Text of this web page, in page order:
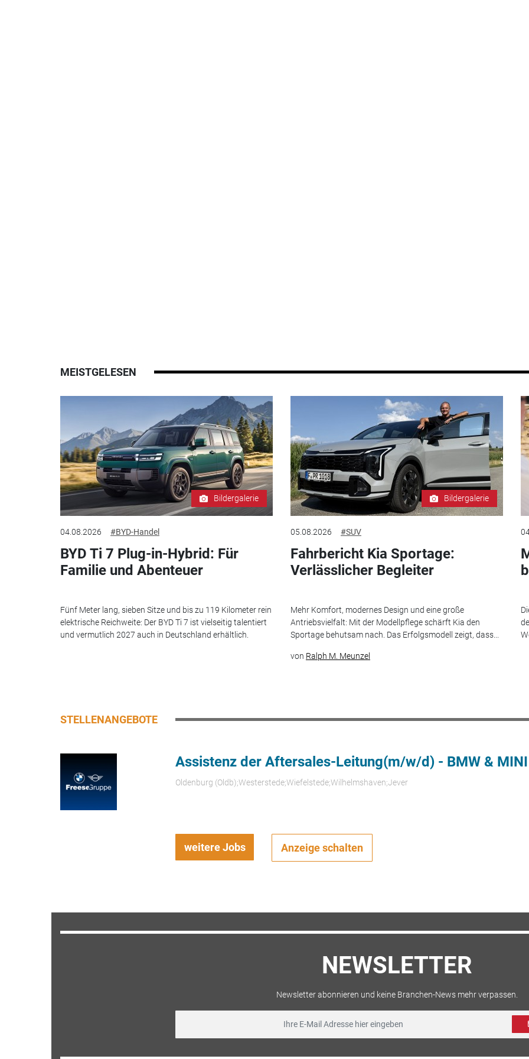
MEISTGELESEN
Bildergalerie
04.08.2026 #BYD-Handel
BYD Ti 7 Plug-in-Hybrid: Für
Familie und Abenteuer
Fünf Meter lang, sieben Sitze und bis zu 119 Kilometer rein
elektrische Reichweite: Der BYD Ti 7 ist vielseitig talentiert
und vermutlich 2027 auch in Deutschland erhältlich.
Bildergalerie
05.08.2026 #SUV
Fahrbericht Kia Sportage:
Verlässlicher Begleiter
Mehr Komfort, modernes Design und eine große
Antriebsvielfalt: Mit der Modellpflege schärft Kia den
Sportage behutsam nach. Das Erfolgsmodell zeigt, dass...
von Ralph M. Meunzel
STELLENANGEBOTE
Assistenz der Aftersales-Leitung(m/w/d) - BMW & MINI
Oldenburg (Oldb);Westerstede;Wiefelstede;Wilhelmshaven;Jever
weitere Jobs Anzeige schalten
NEWSLETTER
Newsletter abonnieren und keine Branchen-News mehr verpassen.